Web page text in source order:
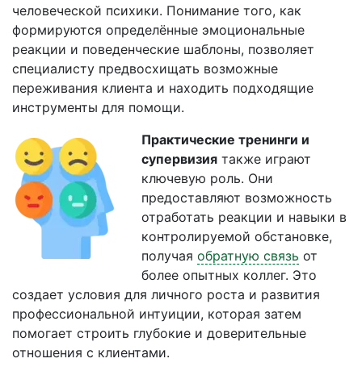
человеческой психики. Понимание того, как
формируются определённые эмоциональные
реакции и поведенческие шаблоны, позволяет
специалисту предвосхищать возможные
переживания клиента и находить подходящие
инструменты для помощи.
Практические тренинги и
супервизия также играют
ключевую роль. Они
предоставляют возможность
отработать реакции и навыки в
контролируемой обстановке,
получая обратную связь от
более опытных коллег. Это
создает условия для личного роста и развития
профессиональной интуиции, которая затем
помогает строить глубокие и доверительные
отношения с клиентами.